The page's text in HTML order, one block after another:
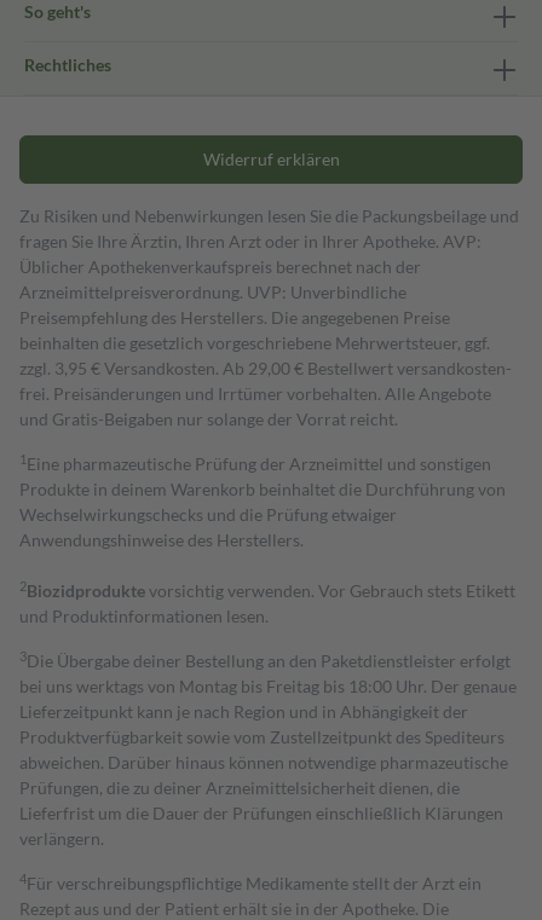
So geht's
Rechtliches
Widerruf erklären
Zu Risiken und Nebenwirkungen lesen Sie die Packungsbeilage und
fragen Sie Ihre Ärztin, Ihren Arzt oder in Ihrer Apotheke. AVP:
Üblicher Apothekenverkaufspreis berechnet nach der
Arzneimittelpreisverordnung. UVP: Unverbindliche
Preisempfehlung des Herstellers. Die angegebenen Preise
beinhalten die gesetzlich vorgeschriebene Mehrwertsteuer, ggf.
zzgl. 3,95 € Versandkosten. Ab 29,00 € Bestell­wert versand­kosten­
frei. Preisänderungen und Irrtümer vorbehalten. Alle Angebote
und Gratis-Beigaben nur solange der Vorrat reicht.
1 Eine pharmazeutische Prüfung der Arzneimittel und sonstigen
Produkte in deinem Warenkorb beinhaltet die Durchführung von
Wechselwirkungschecks und die Prüfung etwaiger
Anwendungshinweise des Herstellers.
2Biozidproduktevorsichtig verwenden. Vor Gebrauch stets Etikett
und Produktinformationen lesen.
3Die Übergabe deiner Bestellung an den Paketdienstleister erfolgt
bei uns werktags von Montag bis Freitag bis 18:00 Uhr. Der genaue
Lieferzeitpunkt kann je nach Region und in Abhängigkeit der
Produktverfügbarkeit sowie vom Zustellzeitpunkt des Spediteurs
abweichen. Darüber hinaus können notwendige pharmazeutische
Prüfungen, die zu deiner Arzneimittelsicherheit dienen, die
Lieferfrist um die Dauer der Prüfungen einschließlich Klärungen
verlängern.
4Für verschreibungspflichtige Medikamente stellt der Arzt ein
Rezept aus und der Patient erhält sie in der Apotheke. Die